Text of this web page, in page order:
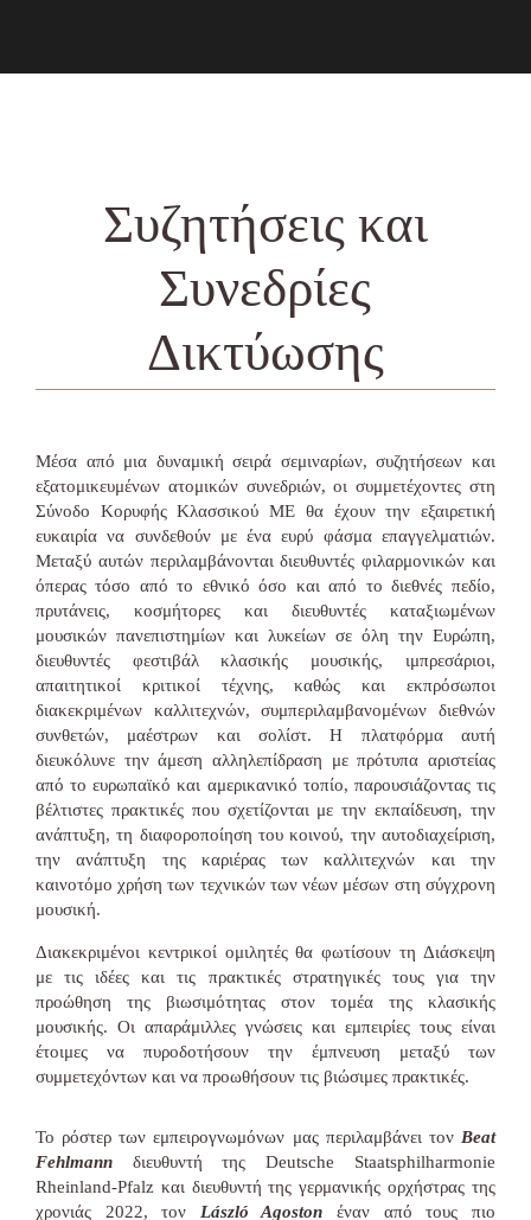
Συζητήσεις και
Συνεδρίες
Δικτύωσης
Μέσα από μια δυναμική σειρά σεμιναρίων, συζητήσεων και
εξατομικευμένων ατομικών συνεδριών, οι συμμετέχοντες στη
Σύνοδο Κορυφής Κλασσικού ΜΕ θα έχουν την εξαιρετική
ευκαιρία να συνδεθούν με ένα ευρύ φάσμα επαγγελματιών.
Μεταξύ αυτών περιλαμβάνονται διευθυντές φιλαρμονικών και
όπερας τόσο από το εθνικό όσο και από το διεθνές πεδίο,
πρυτάνεις, κοσμήτορες και διευθυντές καταξιωμένων
μουσικών πανεπιστημίων και λυκείων σε όλη την Ευρώπη,
διευθυντές φεστιβάλ κλασικής μουσικής, ιμπρεσάριοι,
απαιτητικοί κριτικοί τέχνης, καθώς και εκπρόσωποι
διακεκριμένων καλλιτεχνών, συμπεριλαμβανομένων διεθνών
συνθετών, μαέστρων και σολίστ. Η πλατφόρμα αυτή
διευκόλυνε την άμεση αλληλεπίδραση με πρότυπα αριστείας
από το ευρωπαϊκό και αμερικανικό τοπίο, παρουσιάζοντας τις
βέλτιστες πρακτικές που σχετίζονται με την εκπαίδευση, την
ανάπτυξη, τη διαφοροποίηση του κοινού, την αυτοδιαχείριση,
την ανάπτυξη της καριέρας των καλλιτεχνών και την
καινοτόμο χρήση των τεχνικών των νέων μέσων στη σύγχρονη
μουσική.
Διακεκριμένοι κεντρικοί ομιλητές θα φωτίσουν τη Διάσκεψη
με τις ιδέες και τις πρακτικές στρατηγικές τους για την
προώθηση της βιωσιμότητας στον τομέα της κλασικής
μουσικής. Οι απαράμιλλες γνώσεις και εμπειρίες τους είναι
έτοιμες να πυροδοτήσουν την έμπνευση μεταξύ των
συμμετεχόντων και να προωθήσουν τις βιώσιμες πρακτικές.
Το ρόστερ των εμπειρογνωμόνων μας περιλαμβάνει τον Beat
Fehlmann διευθυντή της Deutsche Staatsphilharmonie
Rheinland-Pfalz και διευθυντή της γερμανικής ορχήστρας της
χρονιάς 2022, τον László Agoston έναν από τους πιο